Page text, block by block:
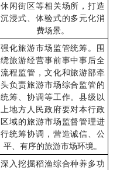
休闲街区等相关场所，打造
沉浸式、体验式的多元化消
费场景。
强化旅游市场监管统筹。围
绕旅游经营事前事中事后全
流程监管，文化和旅游部牵
头负责旅游市场综合监管的
统筹、协调等工作。县级以
上地方人民政府要对本行政
区域的旅游市场监督管理进
行统筹协调，营造诚信、公
平、有序的旅游市场环境。
深入挖掘稻渔综合种养多功